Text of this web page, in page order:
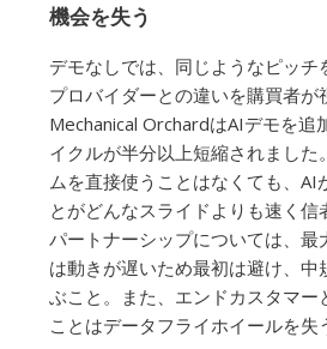
機会を失う
デモなしでは、同じようなピッチ
プロバイダーとの違いを購買者が
Mechanical OrchardはAIデモを追
イクルが半分以上短縮されました
ムを直接使うことはなくても、AI
とがどんなスライドよりも速く信
パートナーシップについては、最
は動きが遅いため最初は避け、中
ぶこと。また、エンドカスタマー
ことはデータフライホイールを失